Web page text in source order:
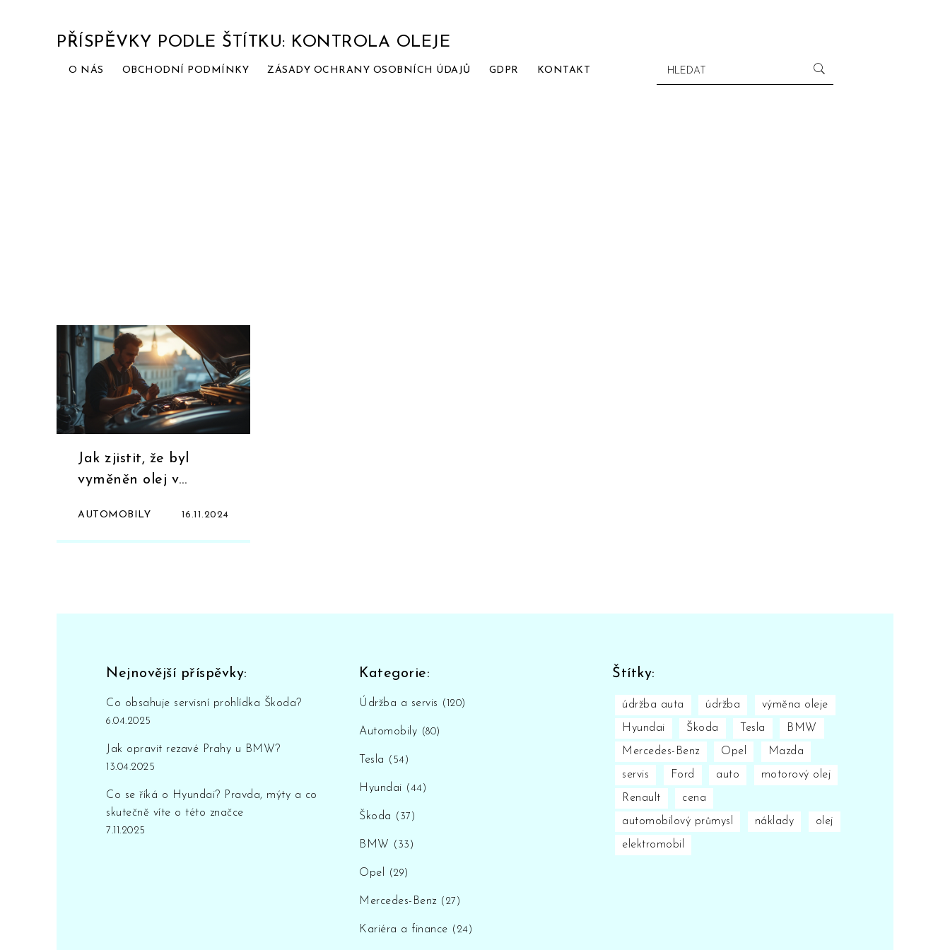
PŘÍSPĚVKY PODLE ŠTÍTKU: KONTROLA OLEJE
O NÁS OBCHODNÍ PODMÍNKY ZÁSADY OCHRANY OSOBNÍCH ÚDAJŮ GDPR KONTAKT
Jak zjistit, že byl
vyměněn olej v
AUTOMOBILY 16.11.2024
Nejnovější příspěvky:
Co obsahuje servisní prohlídka Škoda?
6.04.2025
Jak opravit rezavé Prahy u BMW?
13.04.2025
Co se říká o Hyundai? Pravda, mýty a co
skutečně víte o této značce
7.11.2025
Kategorie:
Údržba a servis (120)
Automobily (80)
Tesla (54)
Hyundai (44)
Škoda (37)
BMW (33)
Opel (29)
Mercedes-Benz (27)
Kariéra a finance (24)
Štítky:
údržba auta údržba výměna oleje
Hyundai Škoda Tesla BMW
Mercedes-Benz Opel Mazda
servis Ford auto motorový olej
Renault cena
automobilový průmysl náklady olej
elektromobil